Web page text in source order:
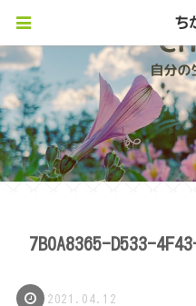
7B0A8365-D533-
2021.04.12
ち